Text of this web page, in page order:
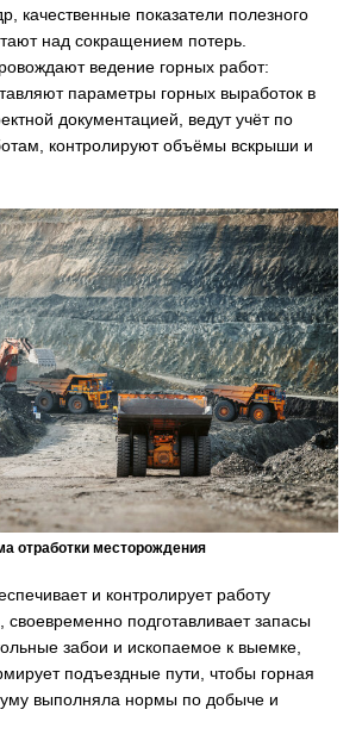
качественные показатели полезного
над сокращением потерь.
ведение горных работ:
параметры горных выработок в
документацией, ведут учёт по
контролируют объёмы вскрыши и
отработки месторождения
и контролирует работу
своевременно подготавливает запасы
забои и ископаемое к выемке,
подъездные пути, чтобы горная
выполняла нормы по добыче и